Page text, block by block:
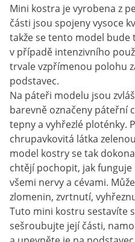
Mini kostra je vyrobena z
části jsou spojeny vysoce
takže se tento model
v případě intenzivního
trvale vzpřímenou polohu
podstavec.
Na páteři modelu jsou
barevně označeny páteřní
tepny a vyhřezlé ploténky.
chrupavkovitá látka
model kostry se tak
chtějí pochopit, jak
všemi nervy a cévami.
zlomenin, zvrtnutí,
Tuto mini kostru sestavíte
sešroubujte její části,